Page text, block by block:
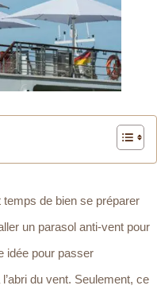
de bien se préparer
un parasol anti-vent pour
idée pour passer
du vent. Seulement, ce